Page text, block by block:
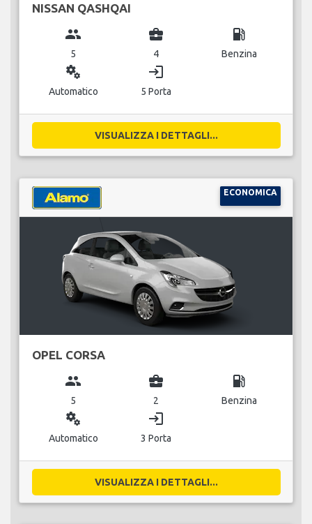
NISSAN QASHQAI
group
5
business_center
4
local_gas_station
Benzina
miscellaneous_services
Automatico
login
5 Porta
VISUALIZZA I DETTAGLI...
ECONOMICA
OPEL CORSA
group
5
business_center
2
local_gas_station
Benzina
miscellaneous_services
Automatico
login
3 Porta
VISUALIZZA I DETTAGLI...